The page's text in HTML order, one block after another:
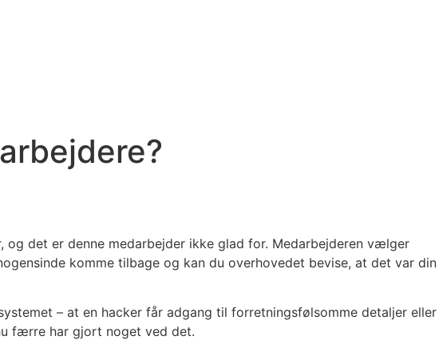
det er denne medarbejder ikke glad for. Medarbejderen vælger
komme tilbage og kan du overhovedet bevise, at det var din
– at en hacker får adgang til forretningsfølsomme detaljer eller
færre har gjort noget ved det.